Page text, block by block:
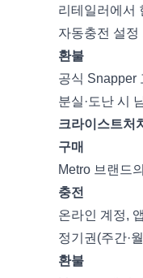
리테일러에서
자동충전 설
환불
공식 Snapper
분실·도난 시
크라이스트
구매
Metro 브랜드
충전
온라인 계정,
정기권(주간·
환불